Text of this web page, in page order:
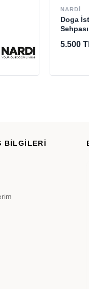
NARDI
Doga
Sehpası
5.500
BİLGİLERİ